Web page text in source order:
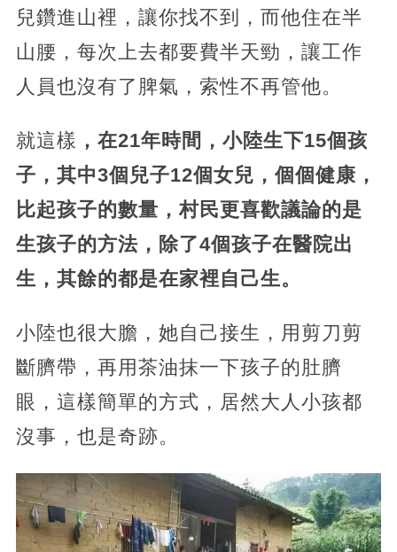
兒鑽進山裡，讓你找不到，而他住在半
山腰，每次上去都要費半天勁，讓工作
人員也沒有了脾氣，索性不再管他。
就這樣 ，在21年時間，小陸生下15個孩
子，其中3個兒子12個女兒，個個健康，
比起孩子的數量，村民更喜歡議論的是
生孩子的方法，除了4個孩子在醫院出
生，其餘的都是在家裡自己生。
小陸也很大膽，她自己接生，用剪刀剪
斷臍帶，再用茶油抹一下孩子的肚臍
眼，這樣簡單的方式，居然大人小孩都
沒事，也是奇跡。